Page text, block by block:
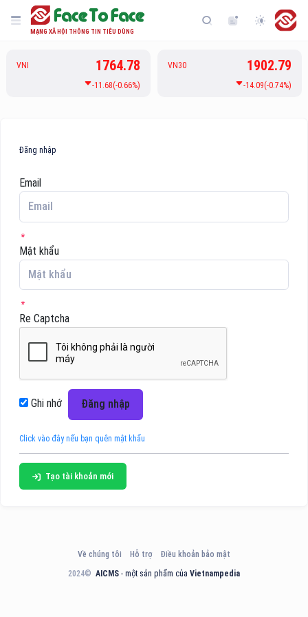
MẠNG XÃ HỘI THÔNG TIN TIÊU DÙNG
VNI 1764.78
-11.68(-0.66%)
VN30 1902.79
-14.09(-0.74%)
Đăng nhập
Email
Mật khẩu
Re Captcha
Ghi nhớ Đăng nhập
Click vào đây nếu bạn quên mật khẩu
Tạo tài khoản mới
2024© AICMS - một sản phẩm của Vietnampedia
Về chúng tôi Hỗ trợ Điều khoản bảo mật